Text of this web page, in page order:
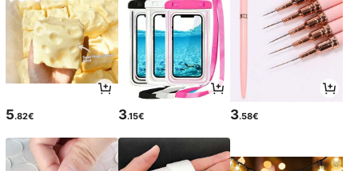
5.82€ 3.15€ 3.58€